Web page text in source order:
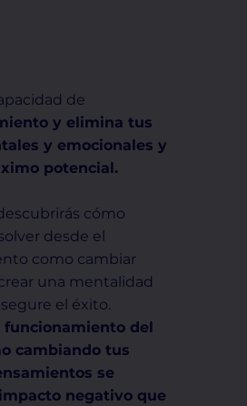
de
y elimina tus
y emocionales y
potencial.
cómo
desde el
como cambiar
una mentalidad
el éxito.
funcionamiento del
cambiando tus
se
negativo que